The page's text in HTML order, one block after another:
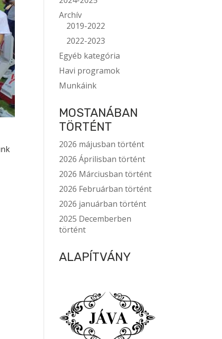
Archív
2019-2022
2022-2023
Egyéb kategória
Havi programok
Munkáink
MOSTANÁBAN
TÖRTÉNT
2026 májusban történt
2026 Áprilisban történt
2026 Márciusban történt
2026 Februárban történt
2026 januárban történt
2025 Decemberben
történt
ALAPÍTVÁNY